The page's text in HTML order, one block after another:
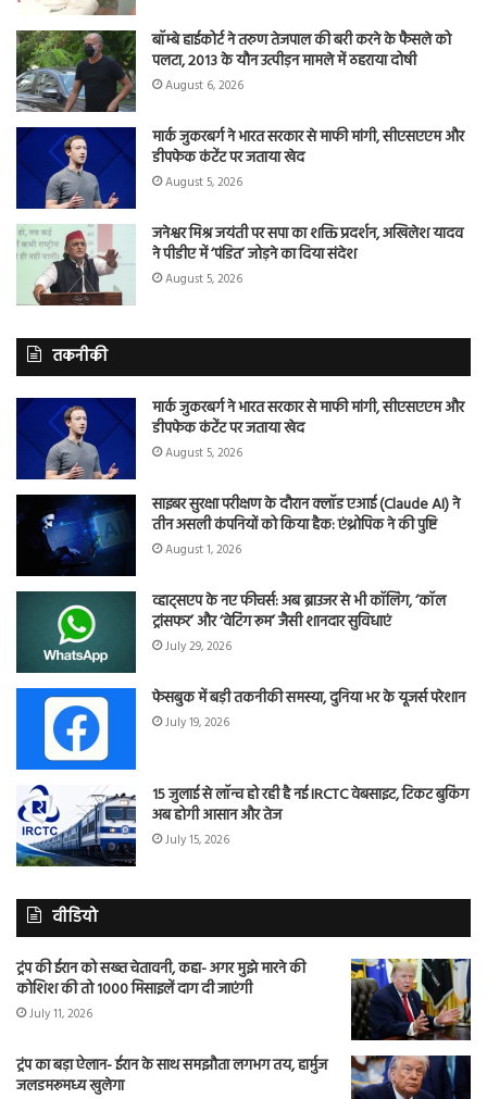
बॉम्बे हाईकोर्ट ने तरुण तेजपाल की बरी करने के फैसले को
पलटा, 2013 के यौन उत्पीड़न मामले में ठहराया दोषी
August 6, 2026
मार्क जुकरबर्ग ने भारत सरकार से माफी मांगी, सीएसएएम और
डीपफेक कंटेंट पर जताया खेद
August 5, 2026
जनेश्वर मिश्र जयंती पर सपा का शक्ति प्रदर्शन, अखिलेश यादव
ने पीडीए में ‘पंडित’ जोड़ने का दिया संदेश
August 5, 2026
तकनीकी
मार्क जुकरबर्ग ने भारत सरकार से माफी मांगी, सीएसएएम और
डीपफेक कंटेंट पर जताया खेद
August 5, 2026
साइबर सुरक्षा परीक्षण के दौरान क्लॉड एआई (Claude AI) ने
तीन असली कंपनियों को किया हैक: एंथ्रोपिक ने की पुष्टि
August 1, 2026
व्हाट्सएप के नए फीचर्स: अब ब्राउजर से भी कॉलिंग, ‘कॉल
ट्रांसफर’ और ‘वेटिंग रूम’ जैसी शानदार सुविधाएं
July 29, 2026
फेसबुक में बड़ी तकनीकी समस्या, दुनिया भर के यूजर्स परेशान
July 19, 2026
15 जुलाई से लॉन्च हो रही है नई IRCTC वेबसाइट, टिकट बुकिंग
अब होगी आसान और तेज
July 15, 2026
वीडियो
ट्रंप की ईरान को सख्त चेतावनी, कहा- अगर मुझे मारने की
कोशिश की तो 1000 मिसाइलें दाग दी जाएंगी
July 11, 2026
ट्रंप का बड़ा ऐलान- ईरान के साथ समझौता लगभग तय, हार्मुज
जलडमरूमध्य खुलेगा